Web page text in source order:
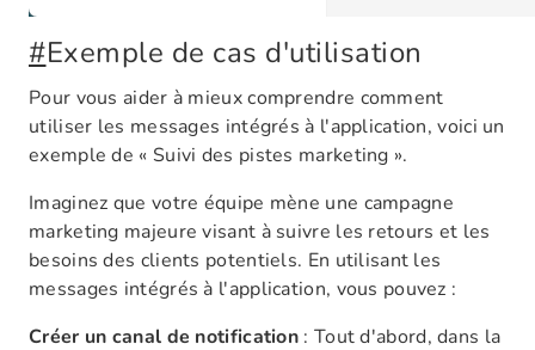
#Exemple de cas d'utilisation
Pour vous aider à mieux comprendre comment
utiliser les messages intégrés à l'application, voici un
exemple de « Suivi des pistes marketing ».
Imaginez que votre équipe mène une campagne
marketing majeure visant à suivre les retours et les
besoins des clients potentiels. En utilisant les
messages intégrés à l'application, vous pouvez :
Créer un canal de notification : Tout d'abord, dans la